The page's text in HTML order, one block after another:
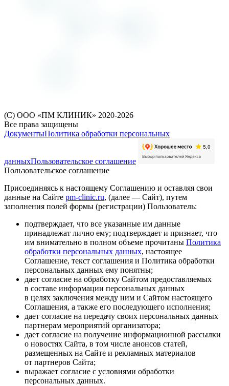
(С) ООО «ПМ КЛИНИК» 2020-2026
Все права защищены
ДокументыПолитика обработки персональных
данныхПользовательское соглашение
Пользовательское соглашение
Присоединяясь к настоящему Соглашению и оставляя свои
данные на Сайте pm-clinic.ru, (далее — Сайт), путем
заполнения полей формы (регистрации) Пользователь:
подтверждает, что все указанные им данные
принадлежат лично ему; подтверждает и признает, что
им внимательно в полном объеме прочитаны Политика
обработки персональных данных, настоящее
Соглашение, текст соглашения и Политика обработки
персональных данных ему понятны;
дает согласие на обработку Сайтом предоставляемых
в составе информации персональных данных
в целях заключения между ним и Сайтом настоящего
Соглашения, а также его последующего исполнения;
дает согласие на передачу своих персональных данных
партнерам мероприятий организатора;
дает согласие на получение информационной рассылки
о новостях Сайта, в том числе анонсов статей,
размещенных на Сайте и рекламных материалов
от партнеров Сайта;
выражает согласие с условиями обработки
персональных данных.